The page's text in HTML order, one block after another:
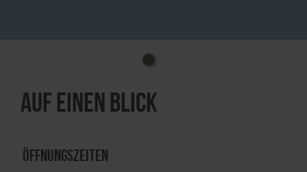
Auf einen Blick
Öffnungszeiten